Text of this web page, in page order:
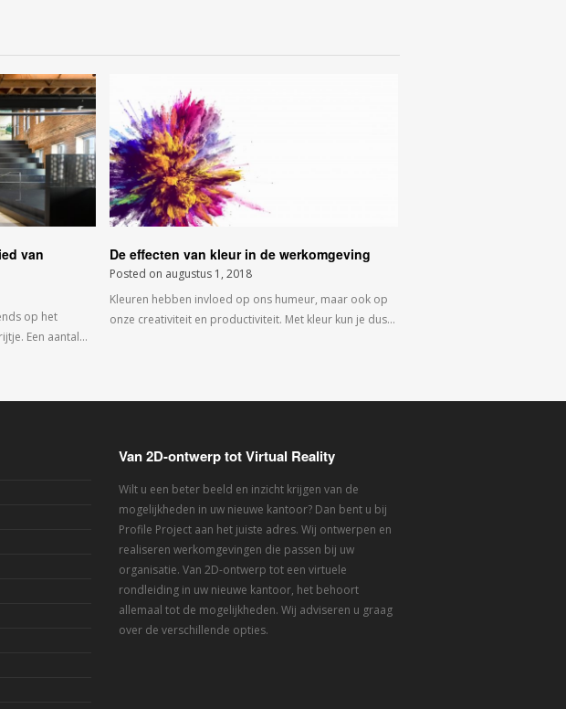
van
op het
Een aantal…
De effecten van kleur in de werkomgeving
Posted on augustus 1, 2018
Kleuren hebben invloed op ons humeur, maar ook op
onze creativiteit en productiviteit. Met kleur kun je dus…
Van 2D-ontwerp tot Virtual Reality
Wilt u een beter beeld en inzicht krijgen van de
mogelijkheden in uw nieuwe kantoor? Dan bent u bij
Profile Project aan het juiste adres. Wij ontwerpen en
realiseren werkomgevingen die passen bij uw
organisatie. Van 2D-ontwerp tot een virtuele
rondleiding in uw nieuwe kantoor, het behoort
allemaal tot de mogelijkheden. Wij adviseren u graag
over de verschillende opties.